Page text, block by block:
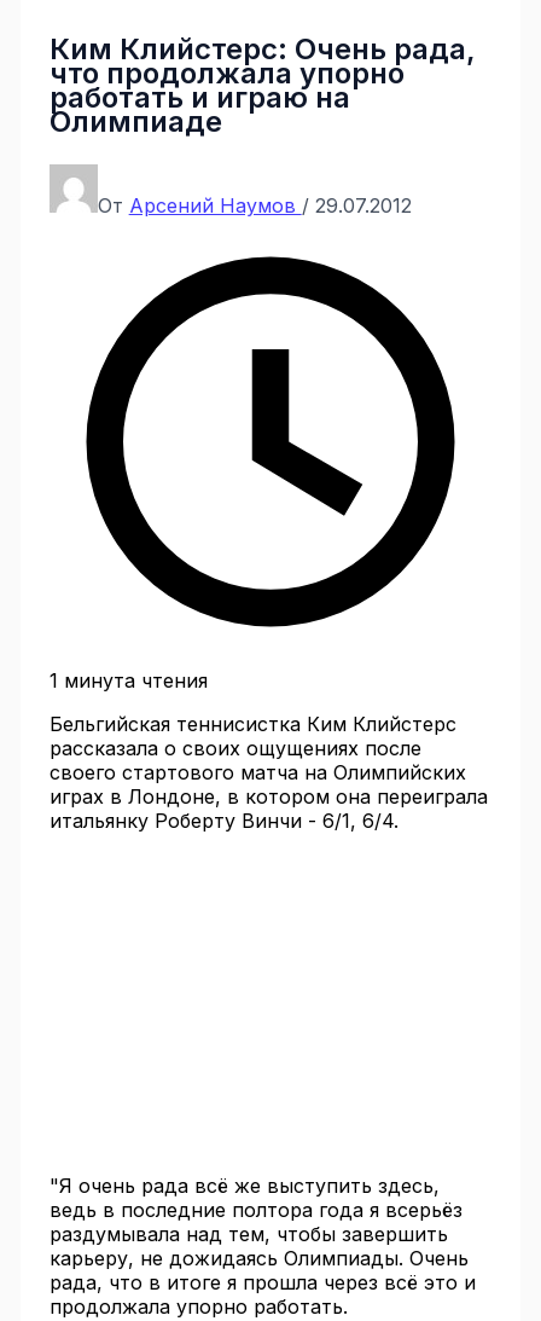
Ким Клийстерс: Очень рада,
что продолжала упорно
работать и играю на
Олимпиаде
От Арсений Наумов / 29.07.2012
1 минута чтения
Бельгийская теннисистка Ким Клийстерс
рассказала о своих ощущениях после
своего стартового матча на Олимпийских
играх в Лондоне, в котором она переиграла
итальянку Роберту Винчи - 6/1, 6/4.
"Я очень рада всё же выступить здесь,
ведь в последние полтора года я всерьёз
раздумывала над тем, чтобы завершить
карьеру, не дожидаясь Олимпиады. Очень
рада, что в итоге я прошла через всё это и
продолжала упорно работать.